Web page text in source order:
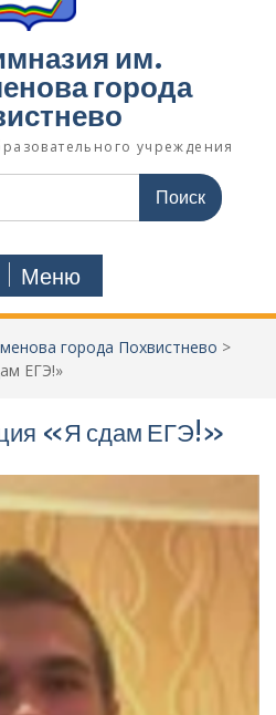
им.
города
учреждения
Меню
города Похвистнево >
ЕГЭ!»
«Я сдам ЕГЭ!»